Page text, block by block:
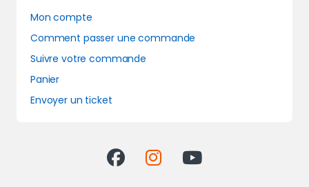
Mon compte
Comment passer une commande
Suivre votre commande
Panier
Envoyer un ticket